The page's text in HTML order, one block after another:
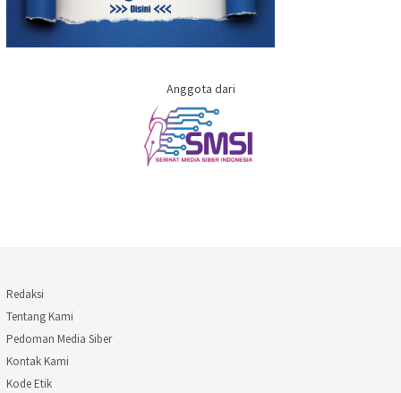
Anggota dari
Redaksi
Tentang Kami
Pedoman Media Siber
Kontak Kami
Kode Etik